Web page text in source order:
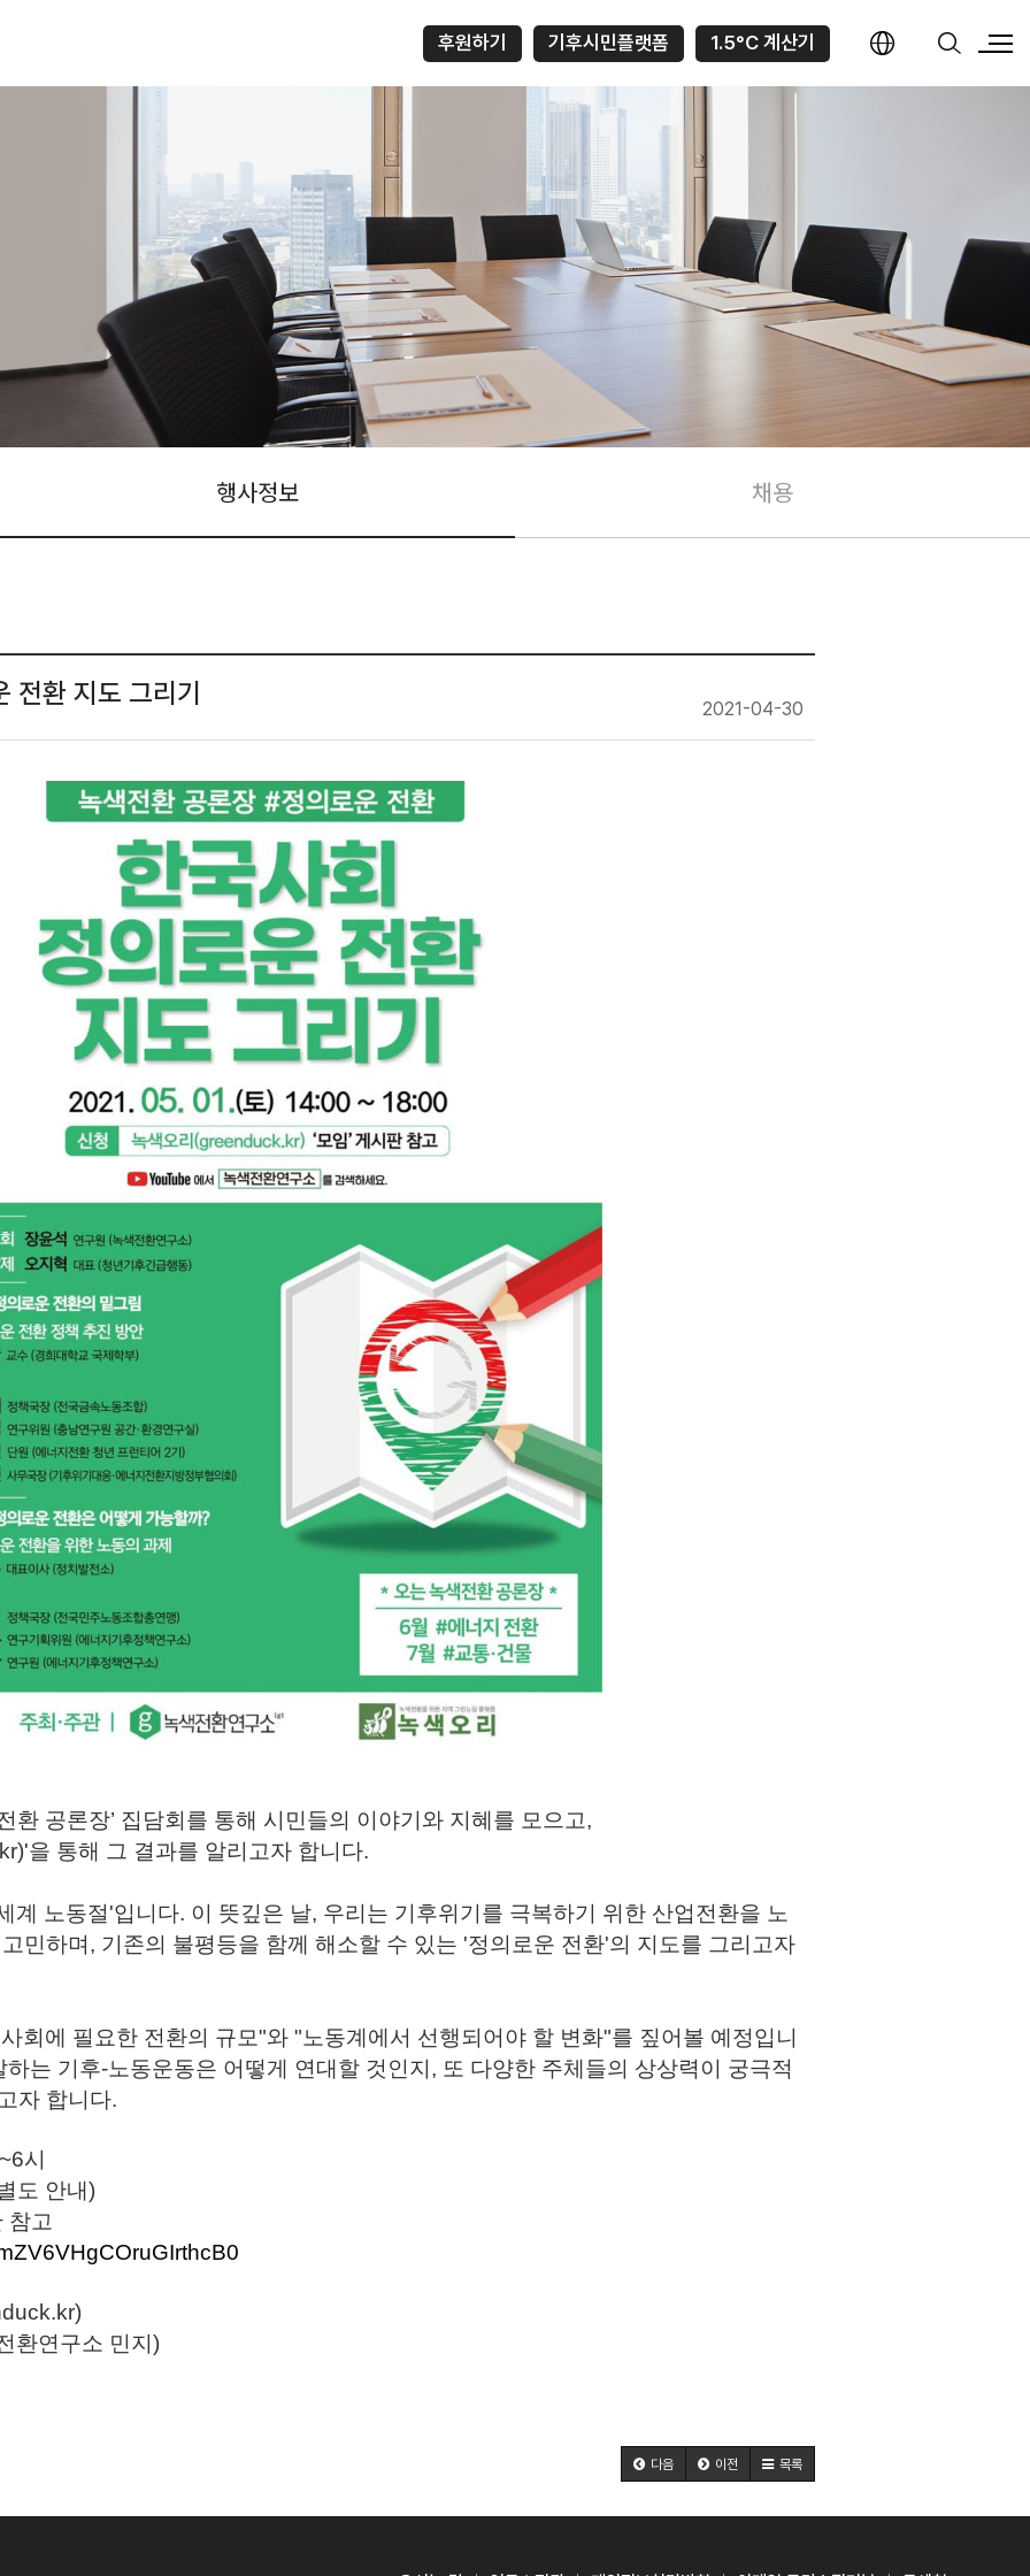
후원하기 기후시민플랫폼 1.5°C 계산기
행사정보 채용
전환 지도 그리기 2021-04-30
환 공론장’ 집담회를 통해 시민들의 이야기와 지혜를 모으고,
을 통해 그 결과를 알리고자 합니다.
계 노동절'입니다. 이 뜻깊은 날, 우리는 기후위기를 극복하기 위한 산업전환을 노
민하며, 기존의 불평등을 함께 해소할 수 있는 '정의로운 전환'의 지도를 그리고자
회에 필요한 전환의 규모"와 "노동계에서 선행되어야 할 변화"를 짚어볼 예정입니
는 기후-노동운동은 어떻게 연대할 것인지, 또 다양한 주체들의 상상력이 궁극적
자 합니다.
시
도 안내)
참고
환연구소 민지)
다음 이전 목록